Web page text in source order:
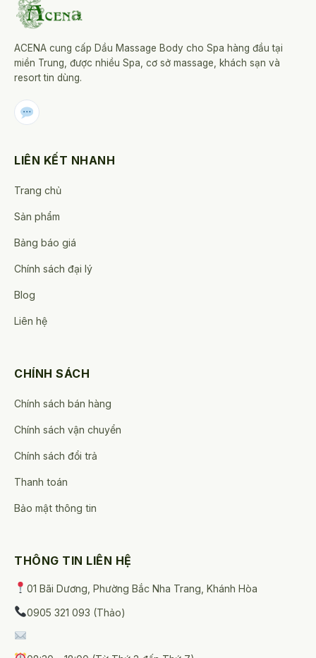
ACENA cung cấp Dầu Massage Body cho Spa hàng đầu tại
miền Trung, được nhiều Spa, cơ sở massage, khách sạn và
resort tin dùng.
LIÊN KẾT NHANH
Trang chủ
Sản phẩm
Bảng báo giá
Chính sách đại lý
Blog
Liên hệ
CHÍNH SÁCH
Chính sách bán hàng
Chính sách vận chuyển
Chính sách đổi trả
Thanh toán
Bảo mật thông tin
THÔNG TIN LIÊN HỆ
01 Bãi Dương, Phường Bắc Nha Trang, Khánh Hòa
0905 321 093 (Thảo)